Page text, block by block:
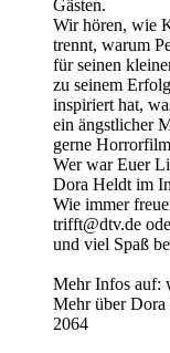
Gästen.
Wir hören, wie
trennt, warum
für seinen
zu seinem
inspiriert hat,
ein ängstlicher
gerne
Wer war Euer
Dora Heldt im
Wie immer
trifft@dtv.de
und viel Spaß
Mehr Infos auf:
Mehr über Dora
2064